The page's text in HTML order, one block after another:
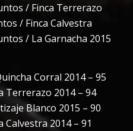
/ Finca Terrerazo
/ Finca Calvestra
/ La Garnacha 2015
Corral 2014 – 95
Terrerazo 2014 – 94
Blanco 2015 – 90
Calvestra 2014 – 91